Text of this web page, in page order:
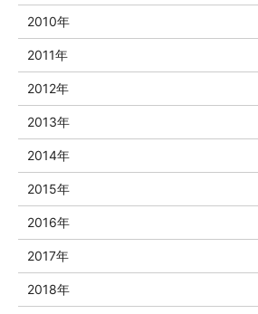
2010年
2011年
2012年
2013年
2014年
2015年
2016年
2017年
2018年